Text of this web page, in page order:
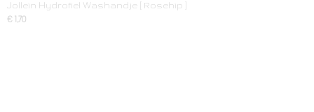
Jollein Hydrofiel Washandje [ Rosehip ]
€ 1,70